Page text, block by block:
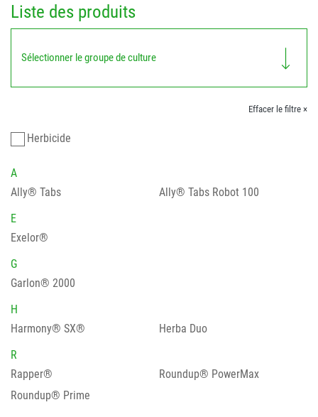
Liste des produits
Sélectionner le groupe de culture
Effacer le filtre ×
Herbicide
A
Ally® Tabs
Ally® Tabs Robot 100
E
Exelor®
G
Garlon® 2000
H
Harmony® SX®
Herba Duo
R
Rapper®
Roundup® PowerMax
Roundup® Prime